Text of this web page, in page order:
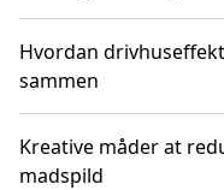
Hvordan
sammen
Kreative måder at
madspild